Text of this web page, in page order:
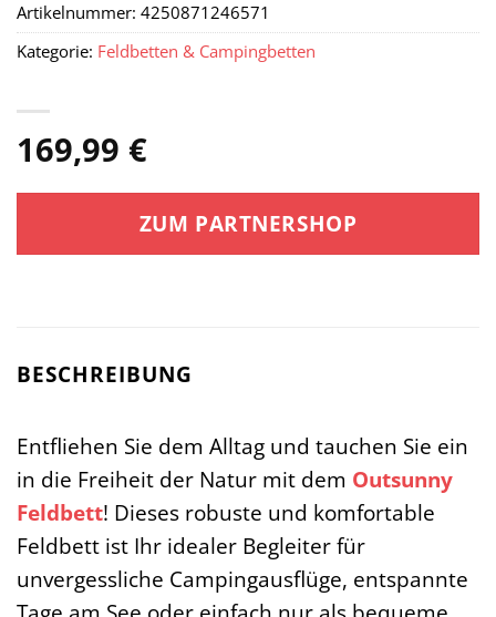
169,99 €
ZUM PARTNERSHOP
Artikelnummer: 4250871246571
Kategorie: Feldbetten & Campingbetten
BESCHREIBUNG
Entfliehen Sie dem Alltag und tauchen Sie ein
in die Freiheit der Natur mit dem Outsunny
Feldbett! Dieses robuste und komfortable
Feldbett ist Ihr idealer Begleiter für
unvergessliche Campingausflüge, entspannte